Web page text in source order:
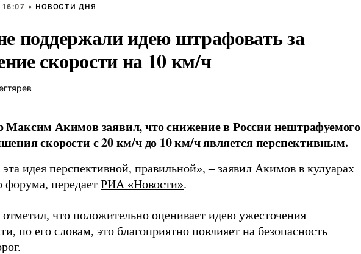
• НОВОСТИ ДНЯ
поддержали идею штрафовать за
скорости на 10 км/ч
Максим Акимов заявил, что снижение в России нештрафуемого
скорости с 20 км/ч до 10 км/ч является перспективным.
идея перспективной, правильной», – заявил Акимов в кулуарах
форума, передает РИА «Новости».
что положительно оценивает идею ужесточения
по его словам, это благоприятно повлияет на безопасность